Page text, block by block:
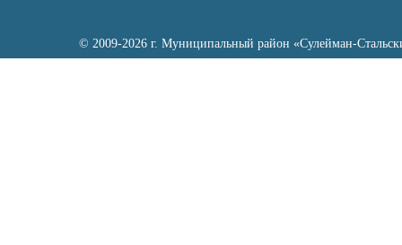
© 2009-2026 г. Муниципальный район «Сулейман-